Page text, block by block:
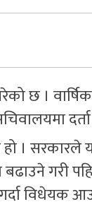
छ ।
दर्ता
। सरकारले
बढाउने गरी
विधेयक